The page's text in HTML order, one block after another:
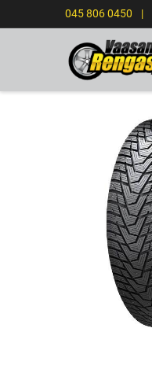
045 806 0450 |